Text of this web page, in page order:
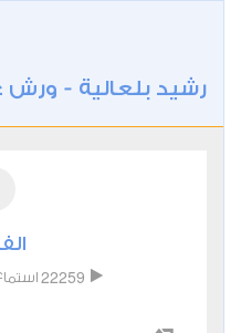
رشيد بلعالية - ورش
22259